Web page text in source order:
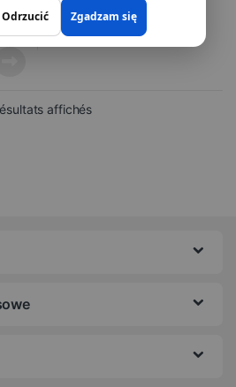
Odrzucić Zgadzam się
affichésTrié du plus récent au